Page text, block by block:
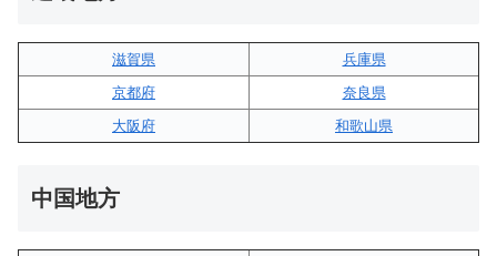
滋賀県
兵庫県
京都府
奈良県
大阪府
和歌山県
中国地方